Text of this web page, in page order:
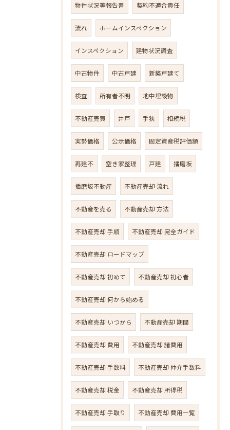
物件状況等報告書 契約不適合責任
流れ ホームインスペクション
インスペクション 建物状況調査
中古物件 中古戸建 新築戸建て
検査 所有者不明 地中埋設物
不動産売買 井戸 手狭 相続税
実勢価格 公示価格 固定資産税評価額
再建不 空き家整理 戸建 播磨坂
播磨坂不動産 不動産売却 流れ
不動産を売る 不動産売却 方法
不動産売却 手順 不動産売却 完全ガイド
不動産売却 ロードマップ
不動産売却 初めて 不動産売却 初心者
不動産売却 何から始める
不動産売却 いつから 不動産売却 期間
不動産売却 費用 不動産売却 諸費用
不動産売却 手数料 不動産売却 仲介手数料
不動産売却 税金 不動産売却 所得税
不動産売却 手取り 不動産売却 費用一覧